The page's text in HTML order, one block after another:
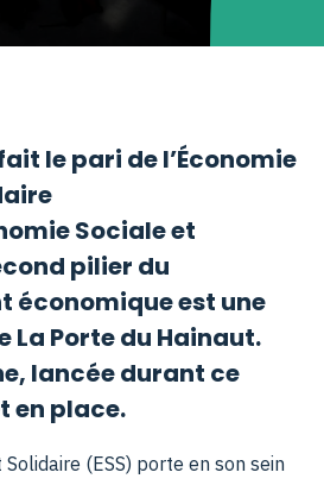
le pari de l’Économie
Sociale et
pilier du
économique est une
La Porte du Hainaut.
lancée durant ce
en place.
Solidaire (ESS) porte en son sein